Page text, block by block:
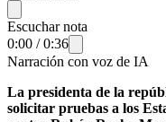
Escuchar nota
0:00 /0:36
Narración con voz de IA
La presidenta de la
solicitar pruebas a los